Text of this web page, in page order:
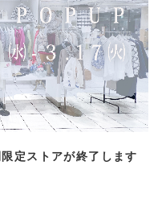
定ストアが終了します